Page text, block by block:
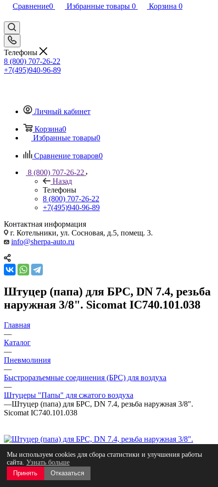
Сравнение0 Избранные товары 0 Корзина 0
Телефоны
8 (800) 707-26-22
+7(495)940-96-89
Личный кабинет
Корзина0
Избранные товары0
Сравнение товаров0
8 (800) 707-26-22
Назад
Телефоны
8 (800) 707-26-22
+7(495)940-96-89
Контактная информация
г. Котельники, ул. Сосновая, д.5, помещ. 3.
info@sherpa-auto.ru
Штуцер (папа) для БРС, DN 7.4, резьба
наружная 3/8". Sicomat IC740.101.038
Главная
—
Каталог
—
Пневмолиния
—
Быстроразъемные соединения (БРС) для воздуха
—
Штуцеры "Папы" для сжатого воздуха
—Штуцер (папа) для БРС, DN 7.4, резьба наружная 3/8".
Sicomat IC740.101.038
Мы используем cookies для сбора статистики и улучшения работы
сайта. Узнать больше
Принять
Отказаться